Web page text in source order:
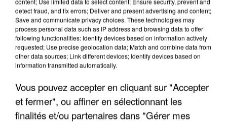
TITRES DIFFUSÉS
detect fraud, and fix errors; Deliver and present advertising and content;
Save and communicate privacy choices. These technologies may
process personal data such as IP address and browsing data to offer
following functionalities: Identify devices based on information actively
requested; Use precise geolocation data; Match and combine data from
other data sources; Link different devices; Identify devices based on
information transmitted automatically.
Vous pouvez accepter en cliquant sur "Accepter
et fermer", ou affiner en sélectionnant les
finalités et/ou partenaires dans "Gérer mes